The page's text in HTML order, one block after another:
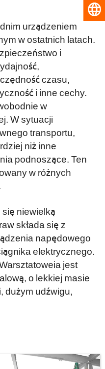
urządzeniem
w ostatnich latach.
i
czasu,
i inne cechy.
w
W sytuacji
transportu,
niż inne
podnoszące. Ten
w różnych
niewielką
składa się z
napędowego
elektrycznego.
jest
o lekkiej masie
dużym udźwigu,
Polski